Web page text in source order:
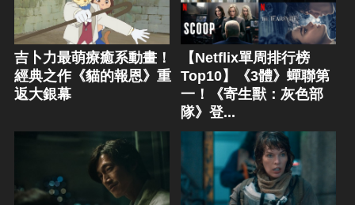
吉卜力最萌療癒系動畫！
經典之作《貓的報恩》重
返大銀幕
【Netflix單周排行榜
Top10】《3體》蟬聯第
一！《寄生獸：灰色部
隊》登...